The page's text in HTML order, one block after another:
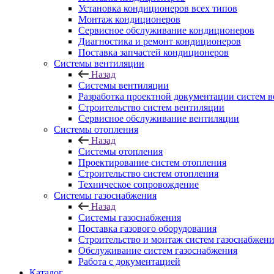
Установка кондиционеров всех типов
Монтаж кондиционеров
Сервисное обслуживание кондиционеров
Диагностика и ремонт кондиционеров
Поставка запчастей кондиционеров
Системы вентиляции
Назад
Системы вентиляции
Разработка проектной документации систем
Строительство систем вентиляции
Сервисное обслуживание вентиляции
Системы отопления
Назад
Системы отопления
Проектирование систем отопления
Строительство систем отопления
Техническое сопровождение
Системы газоснабжения
Назад
Системы газоснабжения
Поставка газового оборудования
Строительство и монтаж систем
Обслуживание систем газоснабжения
Работа с документацией